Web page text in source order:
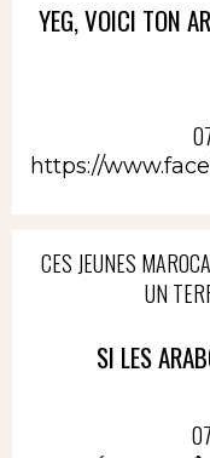
YEG, VOICI TON
https://
CES JEUNES
UN
SI LES